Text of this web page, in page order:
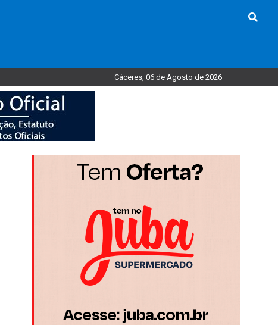
Cáceres, 06 de Agosto de 2026